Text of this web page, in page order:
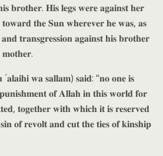
𝐛𝐫𝐨𝐭𝐡𝐞𝐫. 𝐇𝐢𝐬 𝐥𝐞𝐠𝐬 𝐰𝐞𝐫𝐞 𝐚𝐠𝐚𝐢𝐧𝐬𝐭 𝐡𝐞𝐫
𝐭𝐨𝐰𝐚𝐫𝐝 𝐭𝐡𝐞 𝐒𝐮𝐧 𝐰𝐡𝐞𝐫𝐞𝐯𝐞𝐫 𝐡𝐞 𝐰𝐚𝐬, 𝐚𝐬
𝐭𝐫𝐚𝐧𝐬𝐠𝐫𝐞𝐬𝐬𝐢𝐨𝐧 𝐚𝐠𝐚𝐢𝐧𝐬𝐭 𝐡𝐢𝐬 𝐛𝐫𝐨𝐭𝐡𝐞𝐫
𝐦𝐨𝐭𝐡𝐞𝐫.
𝐰𝐚 𝐬𝐚𝐥𝐥𝐚𝐦) 𝐬𝐚𝐢𝐝: “𝐧𝐨 𝐨𝐧𝐞 𝐢𝐬
𝐨𝐟 𝐀𝐥𝐥𝐚𝐡 𝐢𝐧 𝐭𝐡𝐢𝐬 𝐰𝐨𝐫𝐥𝐝 𝐟𝐨𝐫
𝐭𝐨𝐠𝐞𝐭𝐡𝐞𝐫 𝐰𝐢𝐭𝐡 𝐰𝐡𝐢𝐜𝐡 𝐢𝐭 𝐢𝐬 𝐫𝐞𝐬𝐞𝐫𝐯𝐞𝐝
𝐨𝐟 𝐫𝐞𝐯𝐨𝐥𝐭 𝐚𝐧𝐝 𝐜𝐮𝐭 𝐭𝐡𝐞 𝐭𝐢𝐞𝐬 𝐨𝐟 𝐤𝐢𝐧𝐬𝐡𝐢𝐩